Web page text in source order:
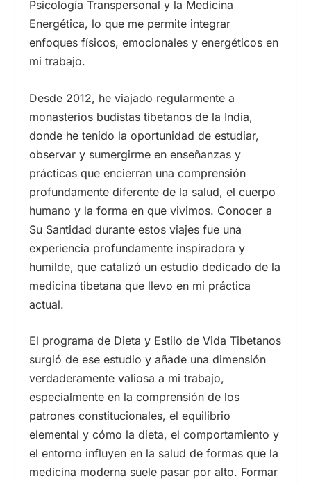
Psicología Transpersonal y la Medicina
Energética, lo que me permite integrar
enfoques físicos, emocionales y energéticos en
mi trabajo.
Desde 2012, he viajado regularmente a
monasterios budistas tibetanos de la India,
donde he tenido la oportunidad de estudiar,
observar y sumergirme en enseñanzas y
prácticas que encierran una comprensión
profundamente diferente de la salud, el cuerpo
humano y la forma en que vivimos. Conocer a
Su Santidad durante estos viajes fue una
experiencia profundamente inspiradora y
humilde, que catalizó un estudio dedicado de la
medicina tibetana que llevo en mi práctica
actual.
El programa de Dieta y Estilo de Vida Tibetanos
surgió de ese estudio y añade una dimensión
verdaderamente valiosa a mi trabajo,
especialmente en la comprensión de los
patrones constitucionales, el equilibrio
elemental y cómo la dieta, el comportamiento y
el entorno influyen en la salud de formas que la
medicina moderna suele pasar por alto. Formar